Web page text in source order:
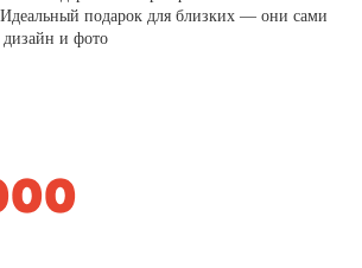
подарок для близких — они сами
дизайн и фото